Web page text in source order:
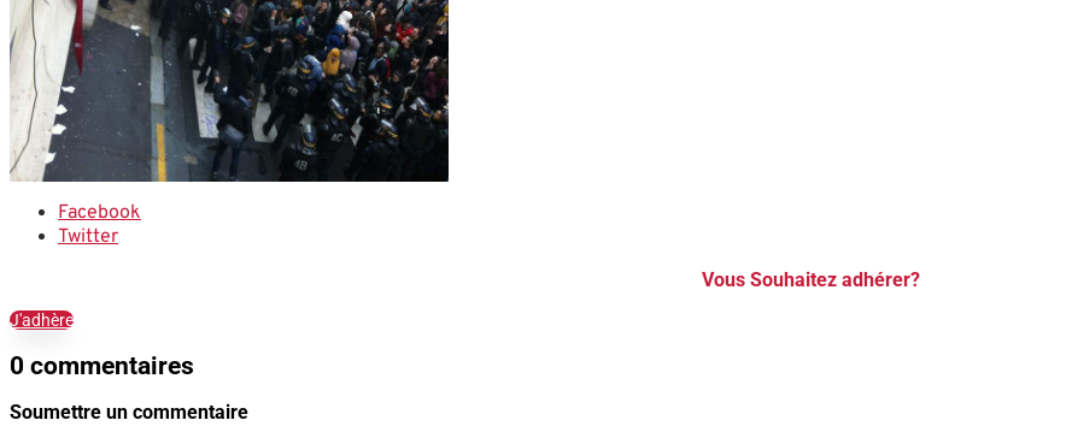
Facebook
Twitter
Vous Souhaitez adhérer?
J'adhère
0 commentaires
Soumettre un commentaire